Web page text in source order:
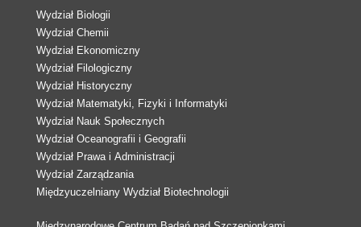
Wydział Biologii
Wydział Chemii
Wydział Ekonomiczny
Wydział Filologiczny
Wydział Historyczny
Wydział Matematyki, Fizyki i Informatyki
Wydział Nauk Społecznych
Wydział Oceanografii i Geografii
Wydział Prawa i Administracji
Wydział Zarządzania
Międzyuczelniany Wydział Biotechnologii